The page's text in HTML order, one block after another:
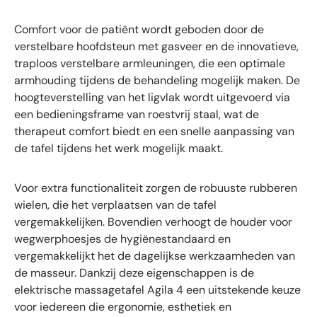
Comfort voor de patiënt wordt geboden door de
verstelbare hoofdsteun met gasveer en de innovatieve,
traploos verstelbare armleuningen, die een optimale
armhouding tijdens de behandeling mogelijk maken. De
hoogteverstelling van het ligvlak wordt uitgevoerd via
een bedieningsframe van roestvrij staal, wat de
therapeut comfort biedt en een snelle aanpassing van
de tafel tijdens het werk mogelijk maakt.
Voor extra functionaliteit zorgen de robuuste rubberen
wielen, die het verplaatsen van de tafel
vergemakkelijken. Bovendien verhoogt de houder voor
wegwerphoesjes de hygiënestandaard en
vergemakkelijkt het de dagelijkse werkzaamheden van
de masseur. Dankzij deze eigenschappen is de
elektrische massagetafel Agila 4 een uitstekende keuze
voor iedereen die ergonomie, esthetiek en